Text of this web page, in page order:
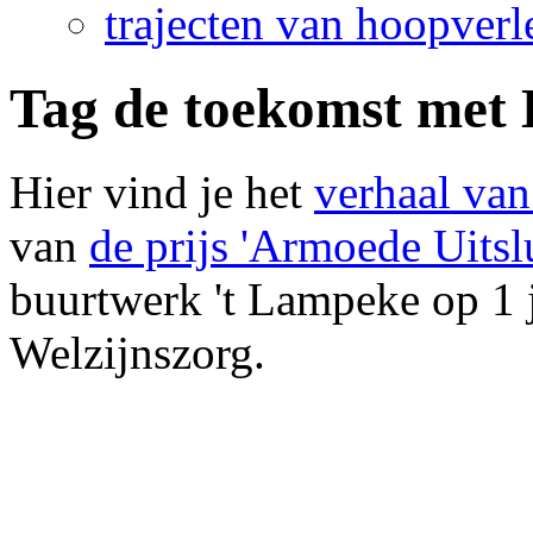
trajecten van
Tag de toekomst met
Hier vind je het verhaal
van de prijs 'Armoede
buurtwerk 't Lampeke op
Welzijnszorg.